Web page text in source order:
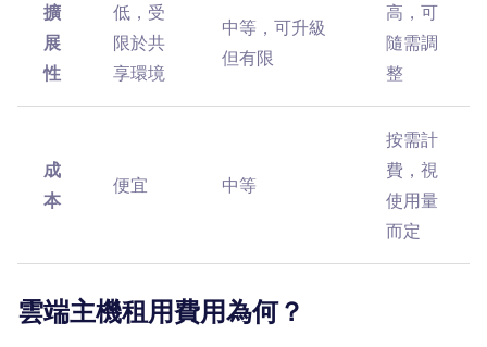
擴
展
性
低，受
限於共
享環境
中等，可升級
但有限
高，可
隨需調
整
成
本
便宜 中等
按需計
費，視
使用量
而定
雲端主機租用費用為何？